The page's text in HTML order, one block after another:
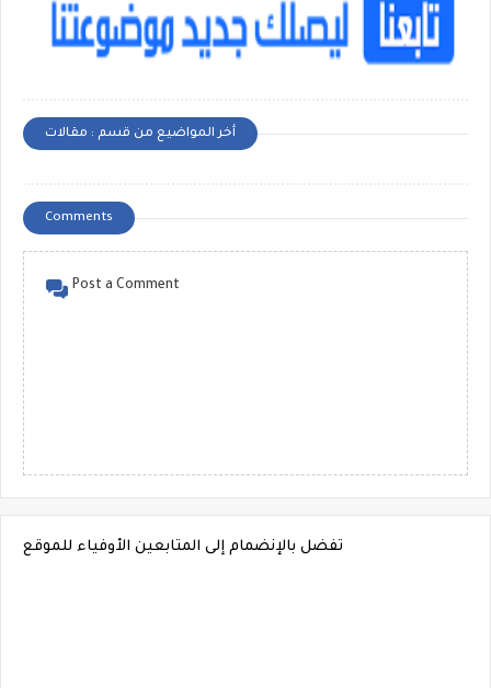
أخر المواضيع من قسم : مقالات
Comments
Post a Comment
تفضل بالإنضمام إلى المتابعين الأوفياء للموقع